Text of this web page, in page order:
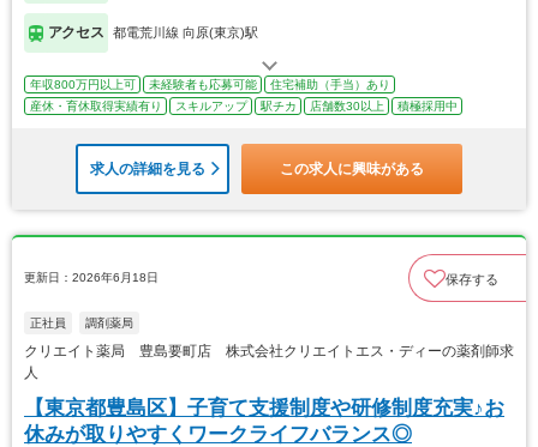
アクセス 都電荒川線 向原(東京)駅
年収800万円以上可 未経験者も応募可能
住宅補助（手当）あり
産休・育休取得実績有り
スキルアップ 駅チカ 店舗数30以上 積極採用中
求人の詳細を見る この求人に興味がある
更新日：2026年6月18日 保存する
正社員 調剤薬局
クリエイト薬局 豊島要町店 株式会社クリエイトエス・ディーの薬剤師求
人
【東京都豊島区】子育て支援制度や研修制度充実♪お
休みが取りやすくワークライフバランス◎